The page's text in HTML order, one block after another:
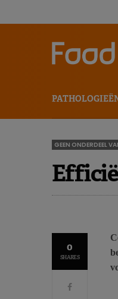
GEEN ONDERDEEL
0
SHARES